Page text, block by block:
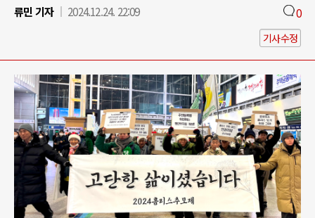
류민 기자
2024.12.24. 22:09 0
기사수정